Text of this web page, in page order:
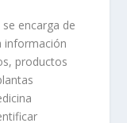
encarga de
información
productos